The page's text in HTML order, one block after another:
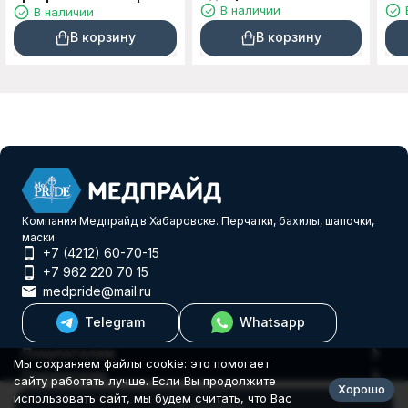
В наличии
В корзину
полиэтиленовые
Textop 8гр 100 шт
размер M, L
В наличии
В корзину
Компания Медпрайд в Хабаровске. Перчатки, бахилы, шапочки,
маски.
+7 (4212) 60-70-15
+7 962 220 70 15
medpride@mail.ru
Telegram
Whatsapp
Покупателям
Покупателю
© 2026 Еврогифт
Мы сохраняем файлы cookie: это помогает
сайту работать лучше. Если Вы продолжите
использовать сайт, мы будем считать, что Вас
Хорошо